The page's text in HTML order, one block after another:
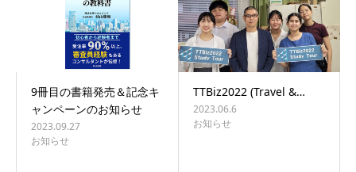
9冊目の書籍発売＆記念キ
ャンペーンのお知らせ
2023.09.27
お知らせ
TTBiz2022 (Travel &…
2023.06.6
お知らせ